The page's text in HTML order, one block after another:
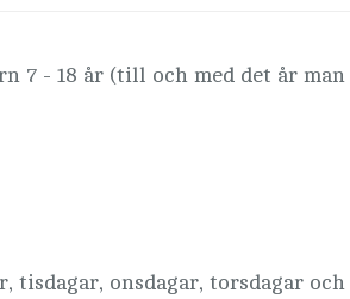
- 18 år (till och med det år
onsdagar, torsdagar